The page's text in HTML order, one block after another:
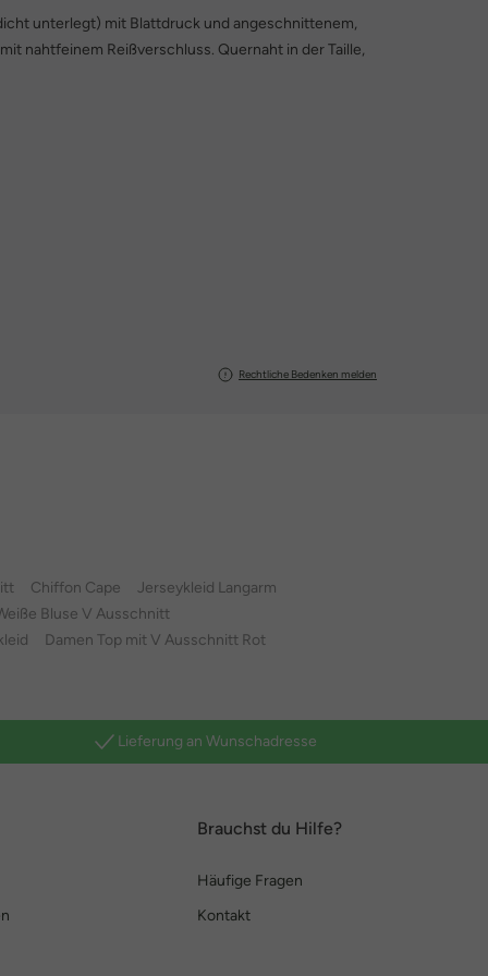
unterlegt) mit Blattdruck und angeschnittenem,
nahtfeinem Reißverschluss. Quernaht in der Taille,
Rechtliche Bedenken melden
Chiffon Cape
Jerseykleid Langarm
Bluse V Ausschnitt
Damen Top mit V Ausschnitt Rot
Lieferung an Wunschadresse
Brauchst du Hilfe?
Häufige Fragen
Kontakt